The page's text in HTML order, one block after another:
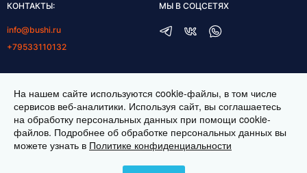
КОНТАКТЫ:
info@bushi.ru
+79533110132
пн-пт 10:00-19:00
сб 11:00-17:00
МЫ В СОЦСЕТЯХ
На нашем сайте используются cookie-файлы, в том числе
сервисов веб-аналитики. Используя сайт, вы соглашаетесь
на обработку персональных данных при помощи cookie-
файлов. Подробнее об обработке персональных данных вы
можете узнать в Политике конфиденциальности